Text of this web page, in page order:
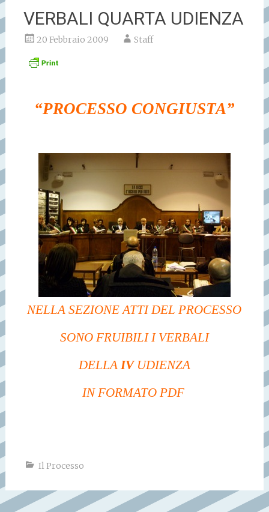
VERBALI QUARTA UDIENZA
20 Febbraio 2009 Staff
“PROCESSO CONGIUSTA”
NELLA SEZIONE ATTI DEL PROCESSO
SONO FRUIBILI I VERBALI
DELLAIVUDIENZA
IN FORMATO PDF
Il Processo